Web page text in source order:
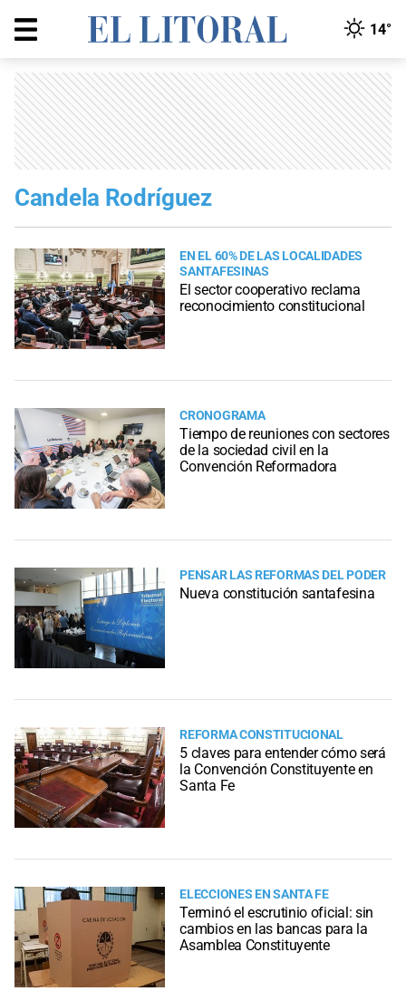
14°
Candela Rodríguez
EN EL 60% DE LAS LOCALIDADES
SANTAFESINAS
El sector cooperativo reclama
reconocimiento constitucional
CRONOGRAMA
Tiempo de reuniones con sectores
de la sociedad civil en la
Convención Reformadora
PENSAR LAS REFORMAS DEL PODER
Nueva constitución santafesina
REFORMA CONSTITUCIONAL
5 claves para entender cómo será
la Convención Constituyente en
Santa Fe
ELECCIONES EN SANTA FE
Terminó el escrutinio oficial: sin
cambios en las bancas para la
Asamblea Constituyente